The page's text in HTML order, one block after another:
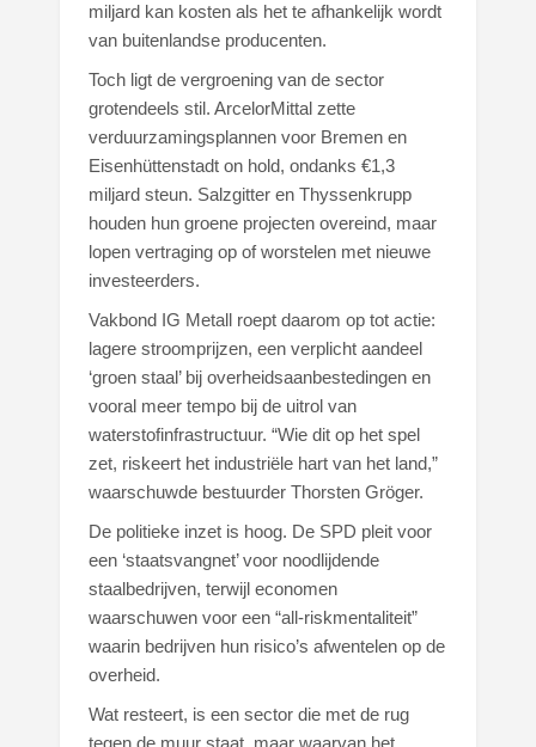
miljard kan kosten als het te afhankelijk wordt
van buitenlandse producenten.
Toch ligt de vergroening van de sector
grotendeels stil. ArcelorMittal zette
verduurzamingsplannen voor Bremen en
Eisenhüttenstadt on hold, ondanks €1,3
miljard steun. Salzgitter en Thyssenkrupp
houden hun groene projecten overeind, maar
lopen vertraging op of worstelen met nieuwe
investeerders.
Vakbond IG Metall roept daarom op tot actie:
lagere stroomprijzen, een verplicht aandeel
‘groen staal’ bij overheidsaanbestedingen en
vooral meer tempo bij de uitrol van
waterstofinfrastructuur. “Wie dit op het spel
zet, riskeert het industriële hart van het land,”
waarschuwde bestuurder Thorsten Gröger.
De politieke inzet is hoog. De SPD pleit voor
een ‘staatsvangnet’ voor noodlijdende
staalbedrijven, terwijl economen
waarschuwen voor een “all-riskmentaliteit”
waarin bedrijven hun risico’s afwentelen op de
overheid.
Wat resteert, is een sector die met de rug